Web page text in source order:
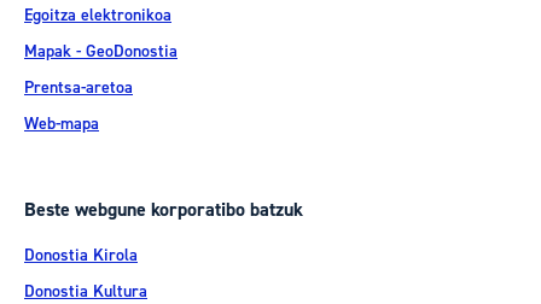
Egoitza elektronikoa
Mapak - GeoDonostia
Prentsa-aretoa
Web-mapa
Beste webgune korporatibo batzuk
Donostia Kirola
Donostia Kultura